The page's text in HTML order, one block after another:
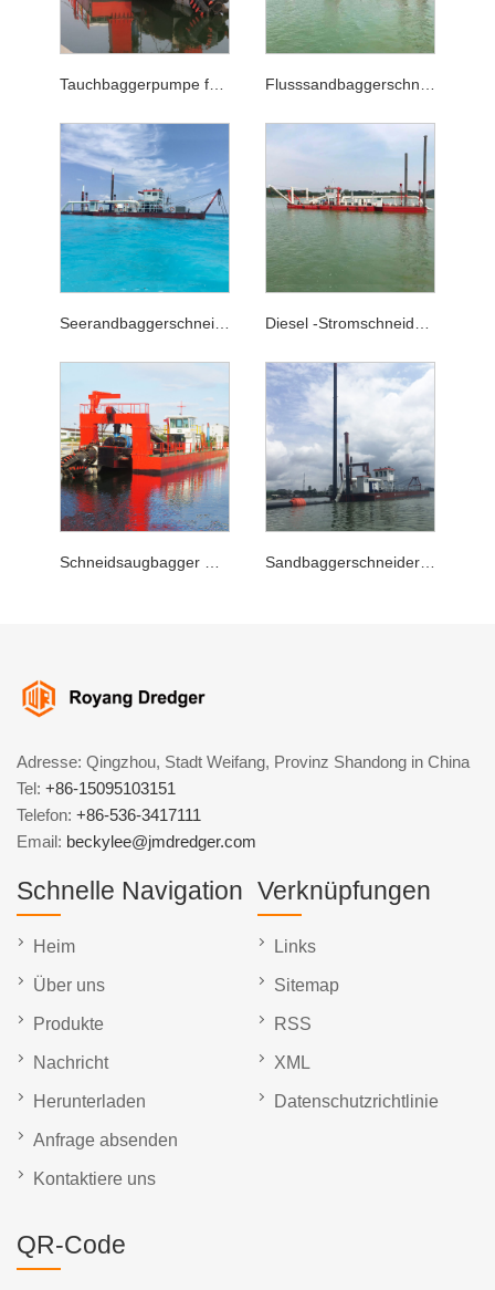
Tauchbaggerpumpe für 25 m Tiefenschneidersaugungsmaschine
Seerandbaggerschneidersaugungsbagel
Adresse: Qingzhou, Stadt Weifang, Provinz Shandong in China
Tel: +86-15095103151
Telefon: +86-536-3417111
Email: beckylee@jmdredger.com
Schnelle Navigation
Heim
Über uns
Produkte
Nachricht
Herunterladen
Anfrage absenden
Kontaktiere uns
Verknüpfungen
Links
Sitemap
RSS
XML
Datenschutzrichtlinie
QR-Code